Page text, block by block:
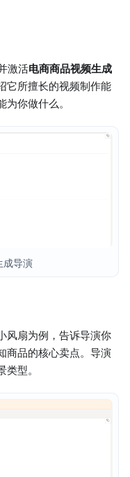
激活电商商品视频生成
它所擅长的视频制作能
你做什么。
成导演
风扇为例，告诉导演你
商品的核心卖点。导演
型。